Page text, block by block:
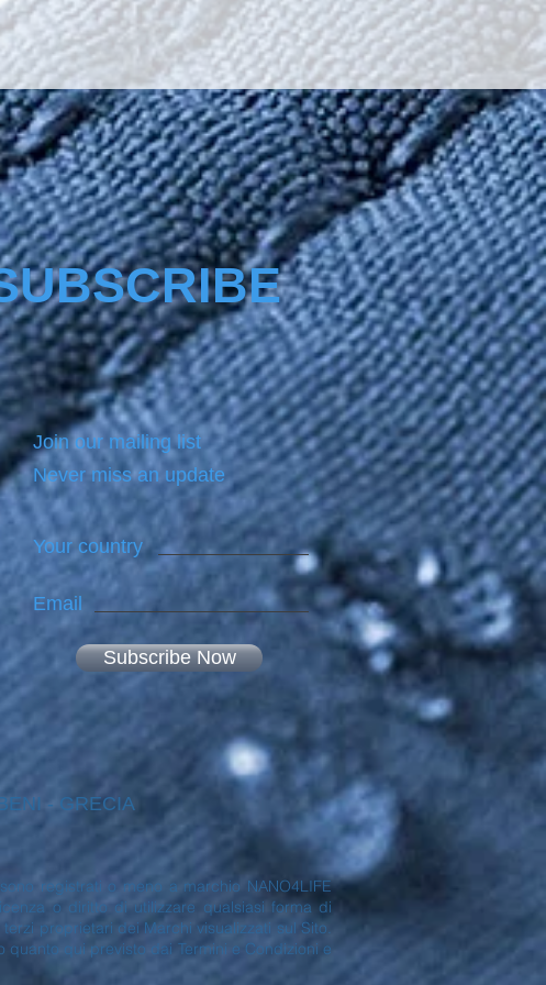
with a same size bottle
product of NANO4-PRECLEAN
which we always use before
on the surface the
analytic instructions,
refer to the Product page.
Join our mailing list
Never miss an update
Your country
Email
Subscribe Now
- GRECIA
registrati o meno a marchio NANO4LIFE
o diritto di utilizzare qualsiasi forma di
proprietari dei Marchi visualizzati sul Sito.
qui previsto dai Termini e Condizioni e